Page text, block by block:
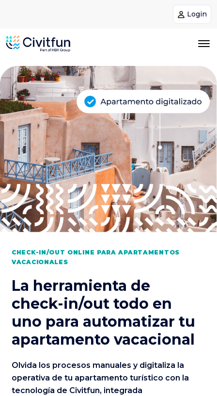
Login
CHECK-IN/OUT ONLINE PARA APARTAMENTOS
VACACIONALES
La herramienta de
check-in/out todo en
uno para automatizar tu
apartamento vacacional
Olvida los procesos manuales y digitaliza la
operativa de tu apartamento turístico con la
tecnología de Civitfun, integrada